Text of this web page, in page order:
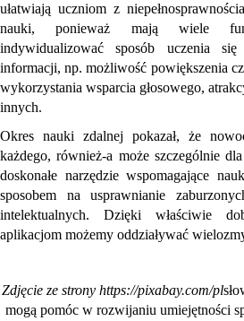
ułatwiają uczniom z
nauki, ponieważ mają wiele
indywidualizować sposób uczenia
informacji, np. możliwość powiększenia
wykorzystania wsparcia głosowego,
innych.
Okres nauki zdalnej pokazał, że
każdego, również-a może szczególnie
doskonałe narzędzie wspomagające
sposobem na usprawnianie
intelektualnych. Dzięki właściwie
aplikacjom możemy oddziaływać
Zdjęcie ze strony https://pixabay.com/pl
mogą pomóc w rozwijaniu umiejętności